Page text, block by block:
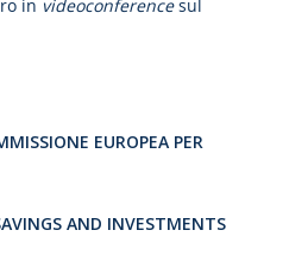
in videoconferencesul
EUROPEA PER
AND INVESTMENTS